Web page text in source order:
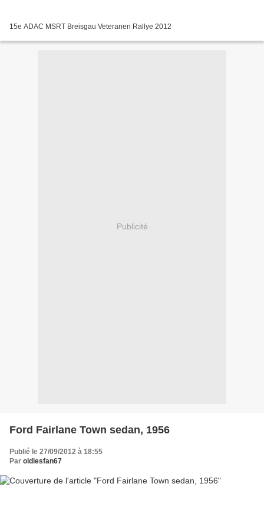
15e ADAC MSRT Breisgau Veteranen Rallye 2012
Publicité
Ford Fairlane Town sedan, 1956
Publié le 27/09/2012 à 18:55
Par oldiesfan67